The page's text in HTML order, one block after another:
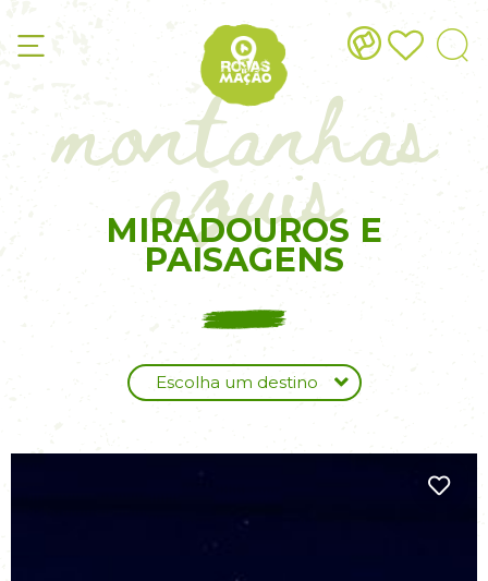
montanhas
azuis
MIRADOUROS E
PAISAGENS